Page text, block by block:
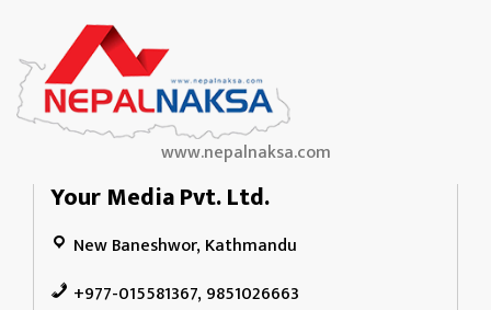
www.nepalnaksa.com
Your Media Pvt. Ltd.
New Baneshwor, Kathmandu
+977-015581367, 9851026663